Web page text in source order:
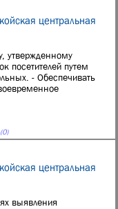
центральная
утвержденному
посетителей путем
- Обеспечивать
центральная
выявления